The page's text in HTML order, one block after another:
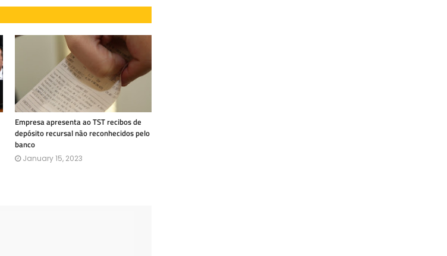
Empresa apresenta ao TST recibos de
depósito recursal não reconhecidos pelo
banco
January 15, 2023